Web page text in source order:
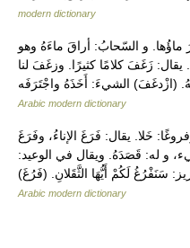
modern dictionary
و السّحابُ: أراقَ ماءَهُ وهو
زَغَفَ كلامًا كثيرًا. وزغَفَ لنا
Arabic modern dictionary
خَلا. يقال: فَرَغَ الإناءُ، وفَرَغَ
و له: قَصَدَهُ. ويقال في الوعيد:
Arabic modern dictionary